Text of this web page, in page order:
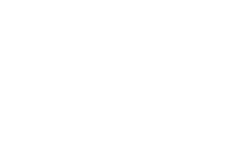
que determina o sucesso.
pago jurídico
jornada digital, e percebo três canais principais
seu escritório quando alguém procura, por
O anúncio aparece junto ou acima dos resultados
têm uma demanda imediata, mas podem precisar
relações B2B e serviços jurídicos empresariais,